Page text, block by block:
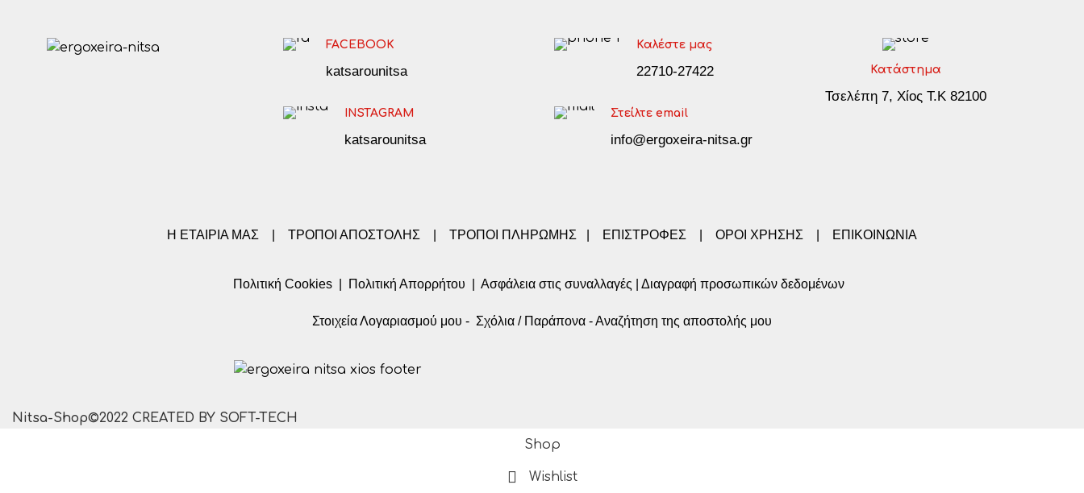
FACEBOOK
katsarounitsa
INSTAGRAM
katsarounitsa
Καλέστε μας
22710-27422
Στείλτε email
info@ergoxeira-nitsa.gr
Κατάστημα
Τσελέπη 7, Χίος Τ.Κ 82100
Η ΕΤΑΙΡΙΑ ΜΑΣ ΤΡΟΠΟΙ ΑΠΟΣΤΟΛΗΣ ΤΡΟΠΟΙ ΠΛΗΡΩΜΗΣ ΕΠΙΣΤΡΟΦΕΣ ΟΡΟΙ ΧΡΗΣΗΣ ΕΠΙΚΟΙΝΩΝΙΑ
Πολιτική Cookies Πολιτική Απορρήτου Ασφάλεια στις συναλλαγές Διαγραφή προσωπικών δεδομένων
Στοιχεία Λογαριασμού μου - Σχόλια / Παράπονα -Αναζήτηση της αποστολής μου
Nitsa-Shop©2022 CREATED BY SOFT-TECH
Shop
Wishlist